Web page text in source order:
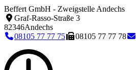
Beffert GmbH - Zweigstelle Andechs
Graf-Rasso-Straße 3
82346Andechs
08105 77 77 75
08105 77 77 78